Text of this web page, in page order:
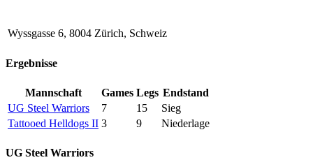
Wyssgasse 6, 8004 Zürich, Schweiz
Ergebnisse
Mannschaft Games Legs Endstand
UG Steel Warriors
7 15
Sieg
Tattooed Helldogs II 3 9 Niederlage
UG Steel Warriors